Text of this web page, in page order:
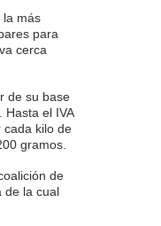
la más
para
cerca
de su base
Hasta el IVA
cada kilo de
gramos.
de
de la cual